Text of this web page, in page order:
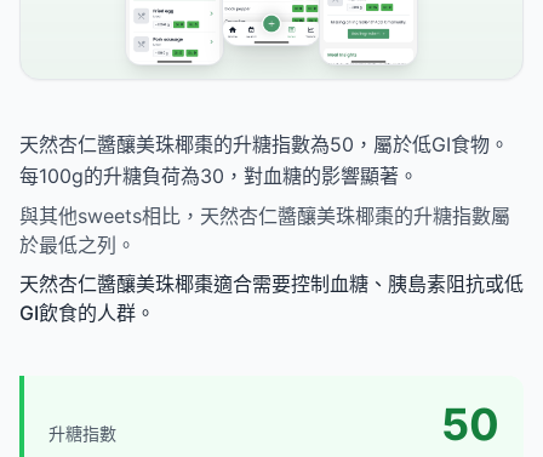
天然杏仁醬釀美珠椰棗的升糖指數為50，屬於低GI食物。
每100g的升糖負荷為30，對血糖的影響顯著。
與其他sweets相比，天然杏仁醬釀美珠椰棗的升糖指數屬
於最低之列。
天然杏仁醬釀美珠椰棗適合需要控制血糖、胰島素阻抗或低
GI飲食的人群。
升糖指數 50